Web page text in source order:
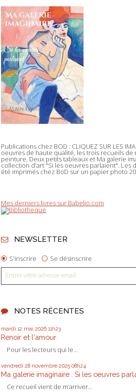
Publications chez BOD : CLIQUEZ SUR LES
oeuvres de haute qualité, les trois recueils de
peinture, Deux petits tableaux et Ma galerie
collection d'art "Si les oeuvres parlaient". Les
été imprimés chez BoD sur un papier photo
Mes derniers livres sur Babelio.com
NEWSLETTER
S'inscrire Se désinscrire
NOTES RÉCENTES
mardi 12 mai 2026 11h23
Renoir et l'amour
Pour les lecteurs qui le...
vendredi 28 novembre 2025 08h24
Ma galerie imaginaire : Si les oeuvres
Ce recueil vient de m’arriver...